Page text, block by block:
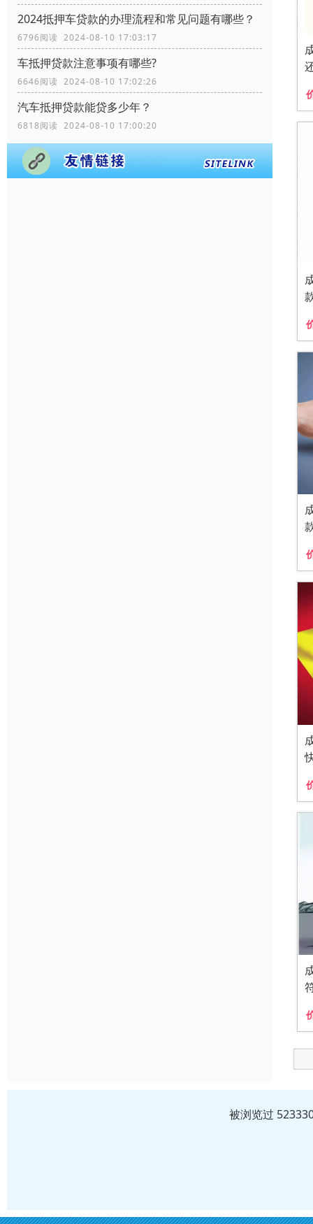
2024抵押车贷款的办理流程和常见问题有哪些？
6796阅读 2024-08-10 17:03:17
车抵押贷款注意事项有哪些?
6646阅读 2024-08-10 17:02:26
汽车抵押贷款能贷多少年？
6818阅读 2024-08-10 17:00:20
被浏览过